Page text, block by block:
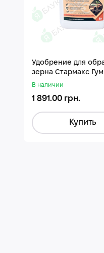
Удобрение для
зерна Стармакс
В наличии
1 891.00 грн.
Купить